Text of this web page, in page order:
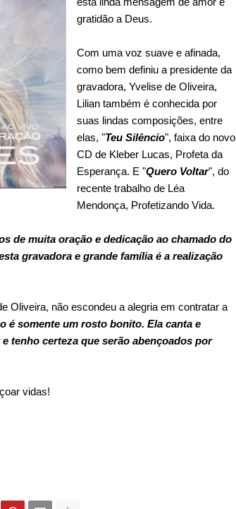
gratidão a Deus.
Com uma voz suave e afinada,
como bem definiu a presidente da
gravadora, Yvelise de Oliveira,
Lilian também é conhecida por
suas lindas composições, entre
elas, "Teu Silêncio", faixa do novo
CD de Kleber Lucas, Profeta da
Esperança. E "Quero Voltar", do
recente trabalho de Léa
Mendonça, Profetizando Vida.
de muita oração e dedicação ao chamado do
gravadora e grande família é a realização
Oliveira, não escondeu a alegria em contratar a
é somente um rosto bonito. Ela canta e
tenho certeza que serão abençoados por
vidas!